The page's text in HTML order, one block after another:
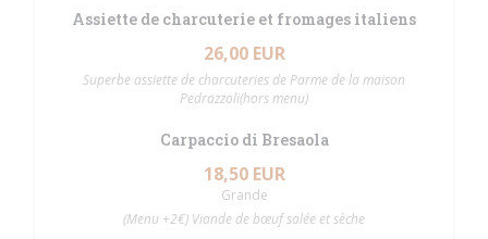
Assiette de charcuterie et fromages italiens
26,00 EUR
Superbe assiette de charcuteries de Parme de la maison
Pedrazzoli(hors menu)
Carpaccio di Bresaola
18,50 EUR
Grande
(Menu +2€) Viande de bœuf salée et sèche